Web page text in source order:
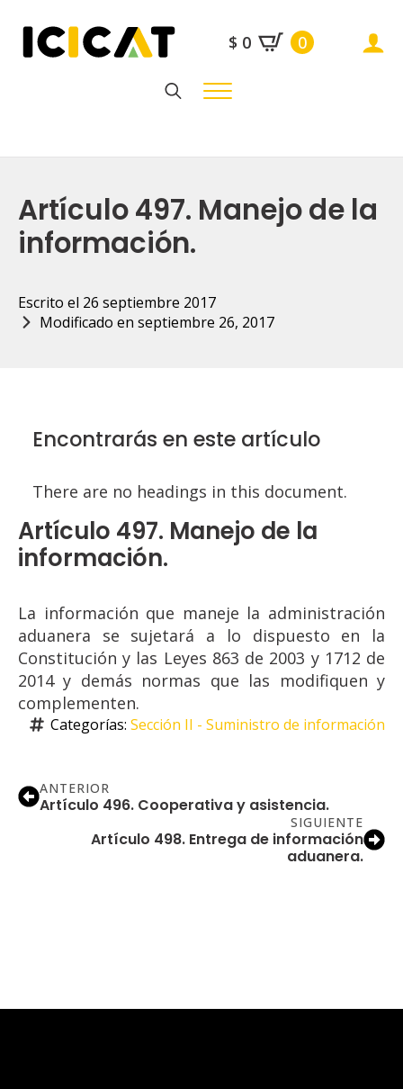
$ 0 0
Artículo 497. Manejo de la
información.
Escrito el 26 septiembre 2017
Modificado en septiembre 26, 2017
Encontrarás en este artículo
There are no headings in this document.
Artículo 497. Manejo de la
información.
La información que maneje la administración
aduanera se sujetará a lo dispuesto en la
Constitución y las Leyes 863 de 2003 y 1712 de
2014 y demás normas que las modifiquen y
complementen.
Categorías: Sección II - Suministro de información
ANTERIOR
Artículo 496. Cooperativa y asistencia.
SIGUIENTE
Artículo 498. Entrega de información
aduanera.